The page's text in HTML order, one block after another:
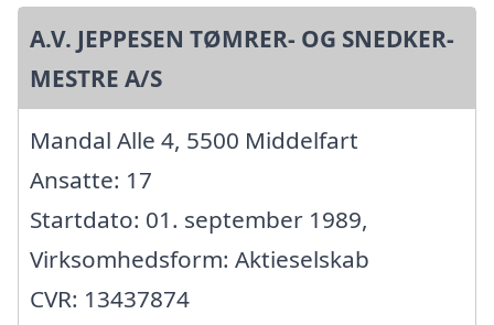
A.V. JEPPESEN TØMRER- OG SNEDKER-
MESTRE A/S
Mandal Alle 4, 5500 Middelfart
Ansatte: 17
Startdato: 01. september 1989,
Virksomhedsform: Aktieselskab
CVR: 13437874